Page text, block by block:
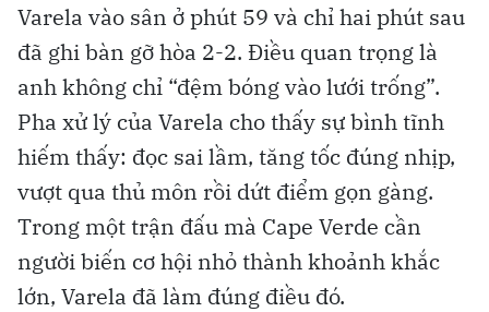
Varela vào sân ở phút 59 và chỉ hai phút sau
đã ghi bàn gỡ hòa 2-2. Điều quan trọng là
anh không chỉ “đệm bóng vào lưới trống”.
Pha xử lý của Varela cho thấy sự bình tĩnh
hiếm thấy: đọc sai lầm, tăng tốc đúng nhịp,
vượt qua thủ môn rồi dứt điểm gọn gàng.
Trong một trận đấu mà Cape Verde cần
người biến cơ hội nhỏ thành khoảnh khắc
lớn, Varela đã làm đúng điều đó.